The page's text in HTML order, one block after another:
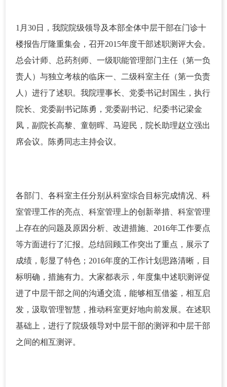
1月30日，我院院级领导及本部全体中层干部在门诊十
楼报告厅隆重集会，召开2015年度干部述职测评大会。
总会计师、总药剂师、一级职能管理部门主任（第一负
责人）与独立考核的临床一、二级科室主任（第一负责
人）进行了述职。我院理事长、党委书记封国生，执行
院长、党委副书记陈勇，党委副书记、纪委书记梁金
凤，副院长高黎、童朝晖、马迎民，院长助理赵立强出
席会议。陈勇同志主持会议。
各部门、各科室主任分别从科室综合目标完成情况、科
室管理工作的亮点、科室管理上的创新举措、科室管理
上存在的问题及原因分析、改进措施、2016年工作要点
等方面进行了汇报。总结回顾工作突出了重点，展示了
成绩，彰显了特色；2016年度的工作计划思路清晰，目
标明确，措施有力。大家都表示，年度集中述职测评促
进了中层干部之间的沟通交流，能够相互借鉴，相互启
发，汲取管理智慧，推动科室更好地向前发展。在述职
基础上，进行了院级领导对中层干部的测评和中层干部
之间的相互测评。